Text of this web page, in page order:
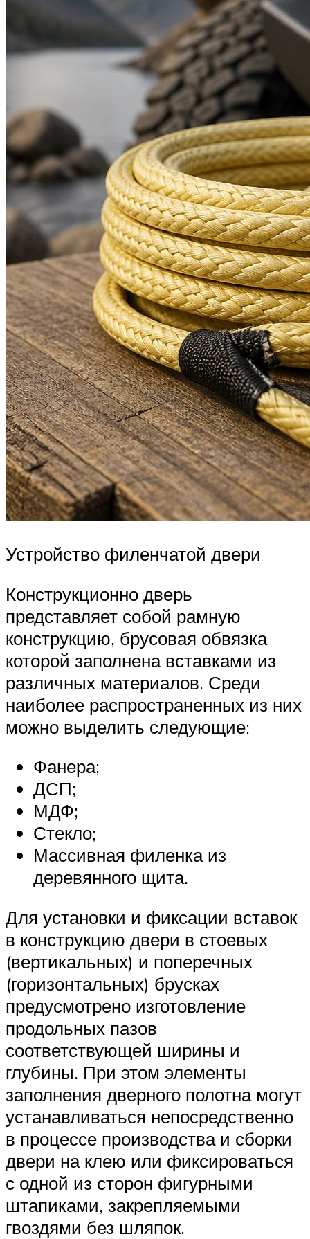
Устройство филенчатой двери
Конструкционно дверь
представляет собой рамную
конструкцию, брусовая обвязка
которой заполнена вставками из
различных материалов. Среди
наиболее распространенных из них
можно выделить следующие:
Фанера;
ДСП;
МДФ;
Стекло;
Массивная филенка из
деревянного щита.
Для установки и фиксации вставок
в конструкцию двери в стоевых
(вертикальных) и поперечных
(горизонтальных) брусках
предусмотрено изготовление
продольных пазов
соответствующей ширины и
глубины. При этом элементы
заполнения дверного полотна могут
устанавливаться непосредственно
в процессе производства и сборки
двери на клею или фиксироваться
с одной из сторон фигурными
штапиками, закрепляемыми
гвоздями без шляпок.